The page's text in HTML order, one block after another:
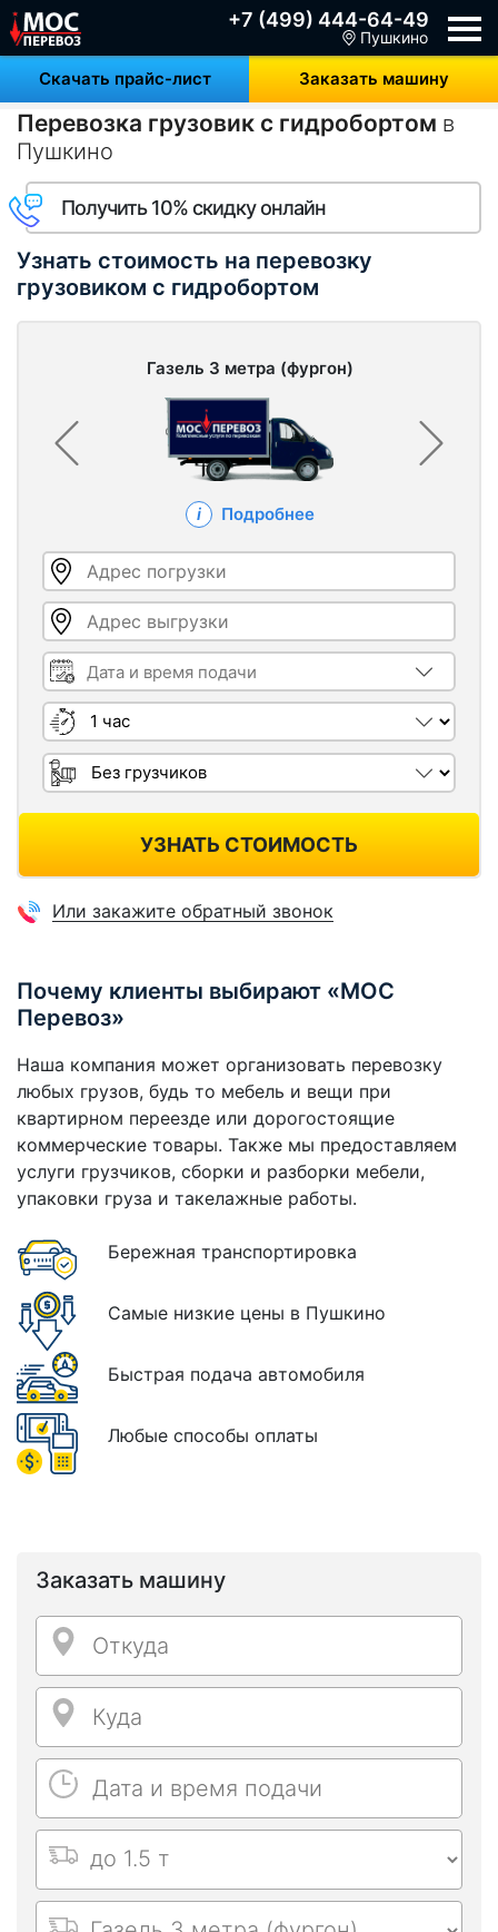
+7 (499) 444-64-49
Скачать прайс-лист Заказать машину
Пушкино
Перевозка грузовик с гидробортом в
Пушкино
Получить 10% скидку онлайн
Узнать стоимость на перевозку
грузовиком с гидробортом
Газель 3 метра (фургон)
Подробнее
Адрес погрузки
Адрес выгрузки
Дата и время подачи
Длительность
Грузчики
УЗНАТЬ СТОИМОСТЬ
Или закажите обратный звонок
Почему клиенты выбирают «МОС
Перевоз»
Наша компания может организовать перевозку
любых грузов, будь то мебель и вещи при
квартирном переезде или дорогостоящие
коммерческие товары. Также мы предоставляем
услуги грузчиков, сборки и разборки мебели,
упаковки груза и такелажные работы.
Бережная транспортировка
Самые низкие цены в Пушкино
Быстрая подача автомобиля
Любые способы оплаты
Заказать машину